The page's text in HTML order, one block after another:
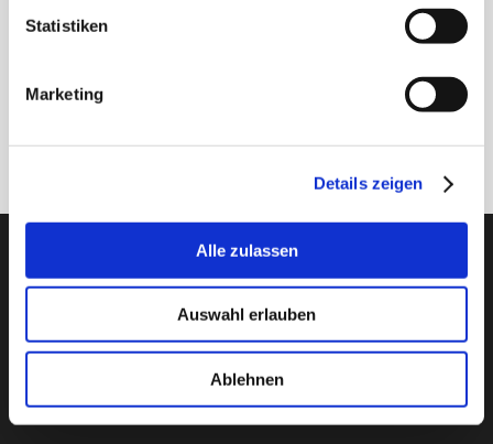
Statistiken
Marketing
Details zeigen
Alle zulassen
Auswahl erlauben
Ablehnen
Anmelden
PTI Europa A/S
Lager & Transmissionen
+45 74782515
USt-IdNr. DK27216129